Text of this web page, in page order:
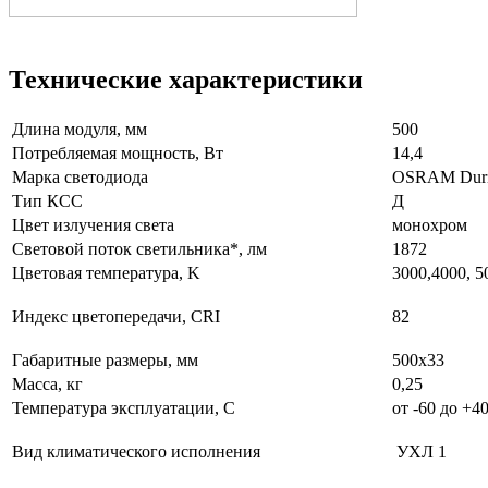
Технические характеристики
Длина модуля, мм
500
Потребляемая мощность, Вт
14,4
Марка светодиода
OSRAM
Тип КСС
Д
Цвет излучения света
монохром
Световой поток светильника*, лм
1872
Цветовая температура, K
3000,4000,
Индекс цветопередачи, CRI 82
Габаритные размеры, мм
500х33
Масса, кг
0,25
Температура эксплуатации, С
от -60 до +40
Вид климатического исполнения УХЛ 1